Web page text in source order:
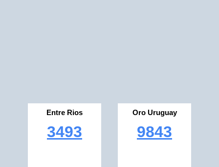
Entre Rios
3493
Oro Uruguay
9843